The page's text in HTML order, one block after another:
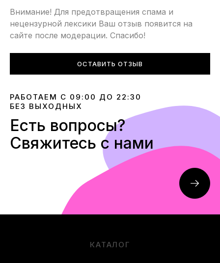
Внимание! Для предотвращения спама и
нецензурной лексики Ваш отзыв появится на
сайте после модерации. Спасибо!
ОСТАВИТЬ ОТЗЫВ
РАБОТАЕМ С 09:00 ДО 22:30
БЕЗ ВЫХОДНЫХ
Есть вопросы?
Свяжитесь с нами
КАТАЛОГ